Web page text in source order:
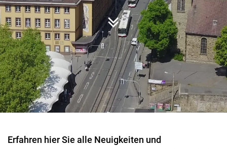
Erfahren hier Sie alle Neuigkeiten und